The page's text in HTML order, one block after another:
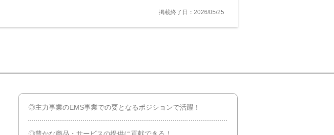
掲載終了日：2026/05/25
◎主力事業のEMS事業での要となるポジションで活躍！
◎豊かな商品・サービスの提供に貢献できる！